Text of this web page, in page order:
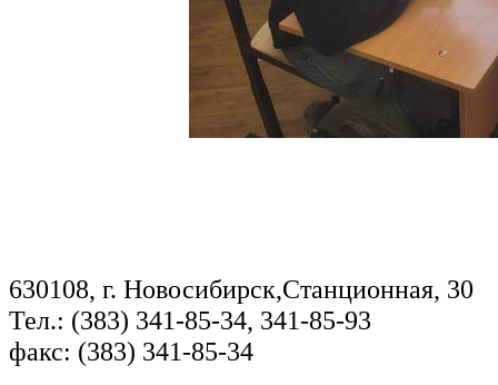
630108, г. Новосибирск,Станционная, 30
Тел.: (383) 341-85-34, 341-85-93
факс: (383) 341-85-34